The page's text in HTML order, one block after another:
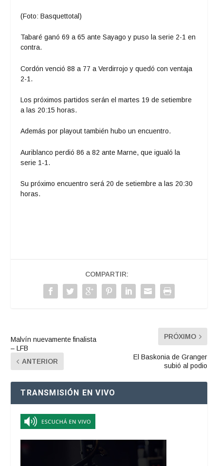
(Foto: Basquettotal)
Tabaré ganó 69 a 65 ante Sayago y puso la serie 2-1 en
contra.
Cordón venció 88 a 77 a Verdirrojo y quedó con ventaja
2-1.
Los próximos partidos serán el martes 19 de setiembre
a las 20:15 horas.
Además por playout también hubo un encuentro.
Auriblanco perdió 86 a 82 ante Marne, que igualó la
serie 1-1.
Su próximo encuentro será 20 de setiembre a las 20:30
horas.
COMPARTIR:
Malvín nuevamente finalista
– LFB
ANTERIOR
PRÓXIMO
El Baskonia de Granger
subió al podio
TRANSMISIÓN EN VIVO